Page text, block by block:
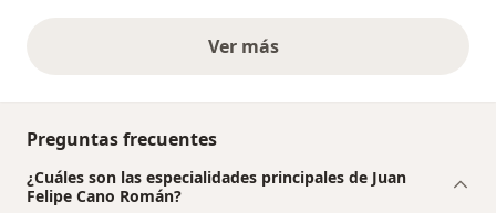
Ver másopiniones anteriores
Preguntas frecuentes
¿Cuáles son las especialidades principales de Juan
Felipe Cano Román?